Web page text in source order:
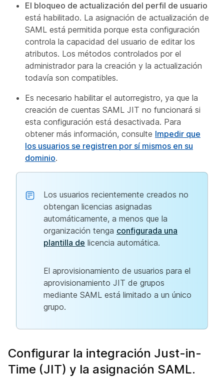
El bloqueo de actualización del perfil de usuario
está habilitado. La asignación de actualización de
SAML está permitida porque esta configuración
controla la capacidad del usuario de editar los
atributos. Los métodos controlados por el
administrador para la creación y la actualización
todavía son compatibles.
Es necesario habilitar el autorregistro, ya que la
creación de cuentas SAML JIT no funcionará si
esta configuración está desactivada. Para
obtener más información, consulte Impedir que
los usuarios se registren por sí mismos en su
dominio.
Los usuarios recientemente creados no
obtengan licencias asignadas
automáticamente, a menos que la
organización tenga configurada una
plantilla de licencia automática.
El aprovisionamiento de usuarios para el
aprovisionamiento JIT de grupos
mediante SAML está limitado a un único
grupo.
Configurar la integración Just-in-
Time (JIT) y la asignación SAML.